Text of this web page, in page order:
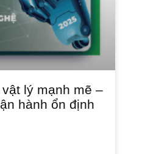
lý mạnh mẽ –
hành ổn định